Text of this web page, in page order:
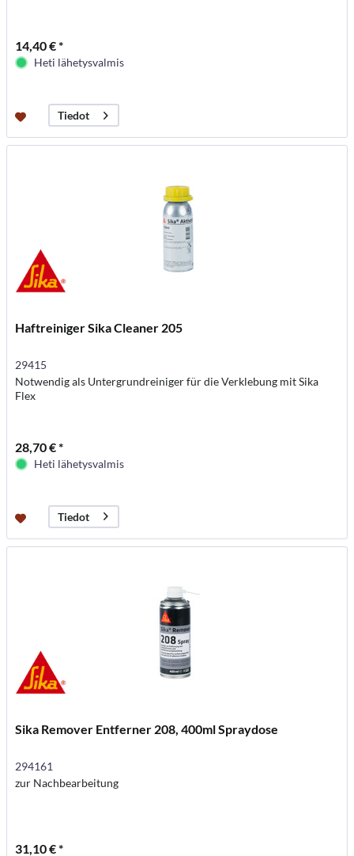
14,40 € *
Heti lähetysvalmis
Tiedot
Haftreiniger Sika Cleaner 205
29415
Notwendig als Untergrundreiniger für die Verklebung mit Sika
Flex
28,70 € *
Heti lähetysvalmis
Tiedot
Sika Remover Entferner 208, 400ml Spraydose
294161
zur Nachbearbeitung
31,10 € *